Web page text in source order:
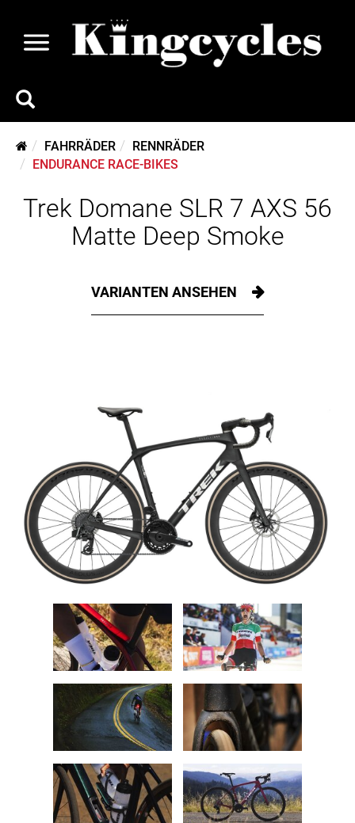
FAHRRÄDER
RENNRÄDER
ENDURANCE RACE-BIKES
Trek Domane SLR 7 AXS 56
Matte Deep Smoke
VARIANTEN ANSEHEN